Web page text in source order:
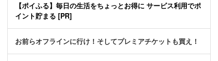
【ポイふる】毎日の生活をちょっとお得に サービス利用でポ
イント貯まる [PR]
お前らオフラインに行け！そしてプレミアチケットも買え！